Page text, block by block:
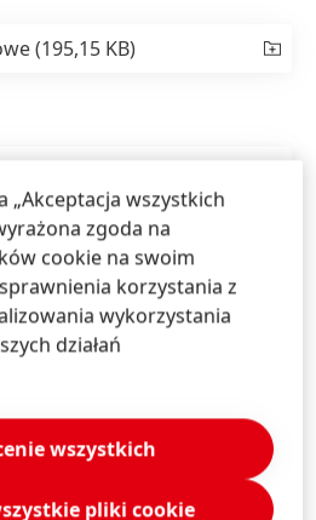
(195,15 KB)
„Akceptacja wszystkich
zgoda na
cookie na swoim
korzystania z
wykorzystania
działań
wszystkich
pliki cookie